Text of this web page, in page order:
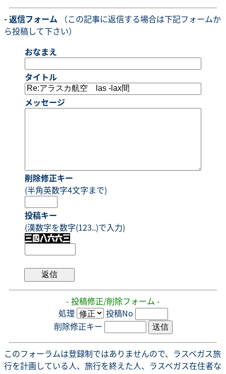
- 返信フォーム （この記事に返信する場合は下記フォームか
ら投稿して下さい）
おなまえ
タイトル
メッセージ
削除修正キー
(半角英数字4文字まで)
投稿キー
(漢数字を数字(123..)で入力)
- 投稿修正/削除フォーム -
処理
投稿No
削除修正キー
このフォーラムは登録制ではありませんので、ラスベガス旅
行を計画している人、旅行を終えた人、ラスベガス在住者な